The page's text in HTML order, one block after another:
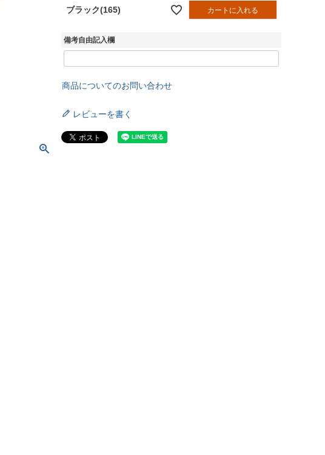
ブラック(165) カートに入れる
備考自由記入欄
商品についてのお問い合わせ
レビューを書く